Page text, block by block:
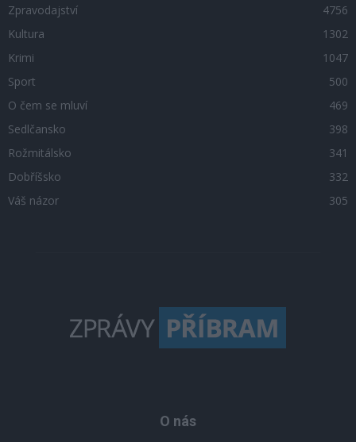
Zpravodajství
4756
Kultura
1302
Krimi
1047
Sport
500
O čem se mluví
469
Sedlčansko
398
Rožmitálsko
341
Dobříšsko
332
Váš názor
305
O nás